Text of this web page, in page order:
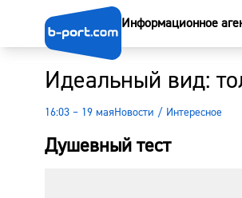
Информационное
Идеальный вид:
16:03 – 19 маяНовости / Интересное
Душевный тест